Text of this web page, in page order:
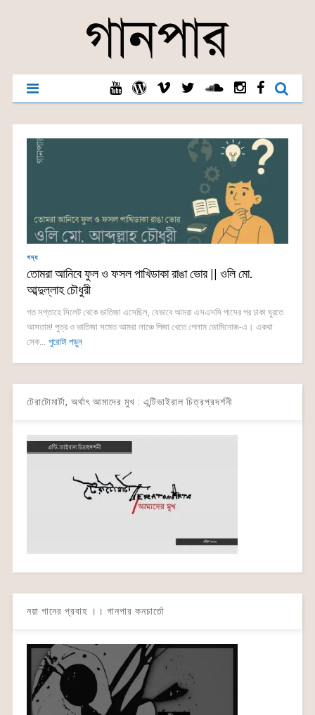
গদ্য
তোমরা আনিবে ফুল ও ফসল পাখিডাকা রাঙা ভোর || ওলি মো.
আব্দুল্লাহ চৌধুরী
গত সপ্তাহে সিলেট থেকে ভাতিজা এসেছিল, যেভাবে আমরা এসএসসি পাসের পর ঢাকা ঘুরতে
আসতাম! পুত্র ও ভাতিজা সমেত আমরা লাঞ্চে পিজা খেতে গেলাম ডোমিনোজ-এ। একথা
সেক... পুরোটা পড়ুন
টেরাটোমার্টা, অর্থাৎ আমাদের মুখ : এন্টিভাইরাল চিত্রপ্রদর্শনী
নয়া গানের প্রবাহ ।। গানপার কনচার্তো